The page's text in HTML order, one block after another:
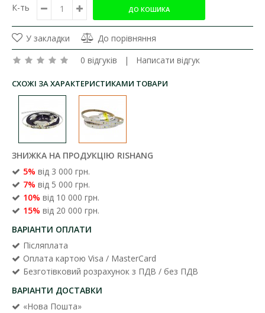
К-ть
У закладки
До порівняння
0 відгуків | Написати відгук
СХОЖІ ЗА ХАРАКТЕРИСТИКАМИ ТОВАРИ
ЗНИЖКА НА ПРОДУКЦІЮ RISHANG
5% від 3 000 грн.
7% від 5 000 грн.
10% від 10 000 грн.
15% від 20 000 грн.
ВАРІАНТИ ОПЛАТИ
Післяплата
Оплата картою Visa / MasterCard
Безготівковий розрахунок з ПДВ / без ПДВ
ВАРІАНТИ ДОСТАВКИ
«Нова Пошта»